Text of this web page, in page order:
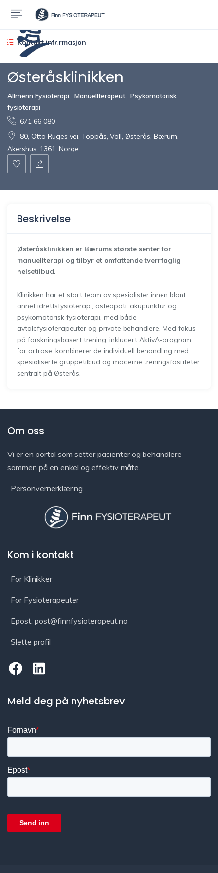
Kontakt informasjon
Østeråsklinikken
Allmenn Fysioterapi Manuellterapeut
Psykomotorisk
fysioterapi
671 66 080
80, Otto Ruges vei, Toppås, Voll, Østerås, Bærum,
Akershus, 1361, Norge
Beskrivelse
Østeråsklinikken er Bærums største senter for
manuellterapi og tilbyr et omfattende tverrfaglig
helsetilbud.
Klinikken har et stort team av spesialister innen blant
annet idrettsfysioterapi, osteopati, akupunktur og
psykomotorisk fysioterapi, med både
avtalefysioterapeuter og private behandlere. Med fokus
på forskningsbasert trening, inkludert AktivA-program
for artrose, kombinerer de individuell behandling med
spesialiserte gruppetilbud og moderne treningsfasiliteter
sentralt på Østerås.
Om oss
Vi er en portal som setter pasienter og behandlere
sammen på en enkel og effektiv måte.
Personvernerklæring
Kom i kontakt
For Klinikker
For Fysioterapeuter
Epost: post@finnfysioterapeut.no
Slette profil
Meld deg på nyhetsbrev